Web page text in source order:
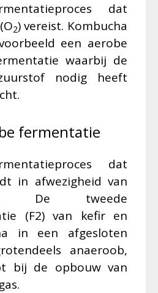
dat
2) vereist. Kombucha
een aerobe
waarbij de
nodig heeft
fermentatie
dat
in afwezigheid van
De tweede
(F2) van kefir en
in een afgesloten
anaeroob,
bij de opbouw van